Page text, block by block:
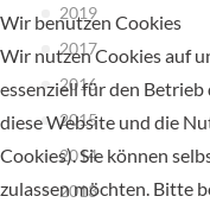
2019
2017
2016
2015
2014
2013
Wir benutzen Cookies
Wir nutzen Cookies auf
essenziell für den Betrieb
diese Website und die
Cookies). Sie können
zulassen möchten. Bitte